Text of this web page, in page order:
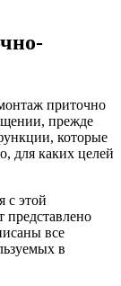
приточно
прежде
которые
для каких целей
с этой
представлено
все
в